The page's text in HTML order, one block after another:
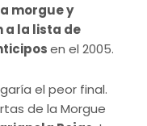
morgue y
a la lista de
en el 2005.
el peor final.
de la Morgue